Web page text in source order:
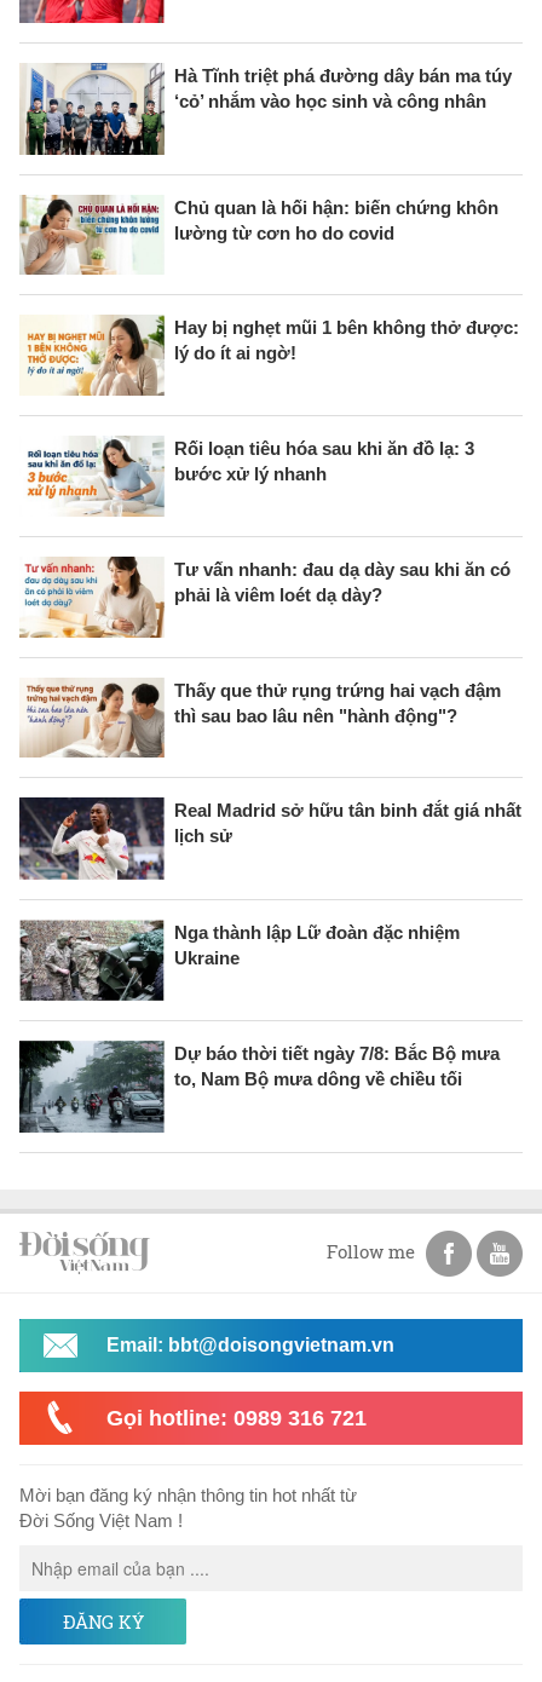
Hà Tĩnh triệt phá đường dây bán ma túy
‘cỏ’ nhắm vào học sinh và công nhân
Chủ quan là hối hận: biến chứng khôn
lường từ cơn ho do covid
Hay bị nghẹt mũi 1 bên không thở được:
lý do ít ai ngờ!
Rối loạn tiêu hóa sau khi ăn đồ lạ: 3
bước xử lý nhanh
Tư vấn nhanh: đau dạ dày sau khi ăn có
phải là viêm loét dạ dày?
Thấy que thử rụng trứng hai vạch đậm
thì sau bao lâu nên "hành động"?
Real Madrid sở hữu tân binh đắt giá nhất
lịch sử
Nga thành lập Lữ đoàn đặc nhiệm
Ukraine
Dự báo thời tiết ngày 7/8: Bắc Bộ mưa
to, Nam Bộ mưa dông về chiều tối
Follow me
Email: bbt@doisongvietnam.vn
Gọi hotline: 0989 316 721
Mời bạn đăng ký nhận thông tin hot nhất từ
Đời Sống Việt Nam !
ĐĂNG KÝ